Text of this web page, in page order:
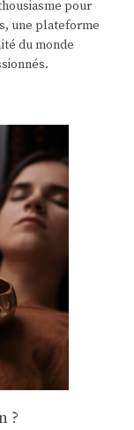
pour
une plateforme
du monde
?